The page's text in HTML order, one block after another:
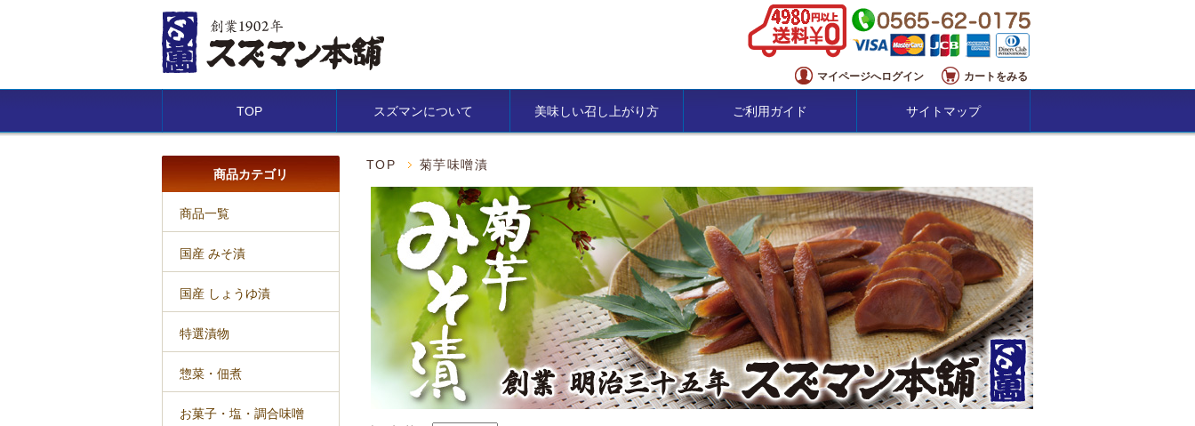
マイページへログイン カートをみる
TOP スズマンについて 美味しい召し上がり方 ご利用ガイド サイトマップ
TOP 菊芋味噌漬
商品カテゴリ
商品一覧
国産 みそ漬
国産 しょうゆ漬
特選漬物
惣菜・佃煮
お菓子・塩・調合味噌